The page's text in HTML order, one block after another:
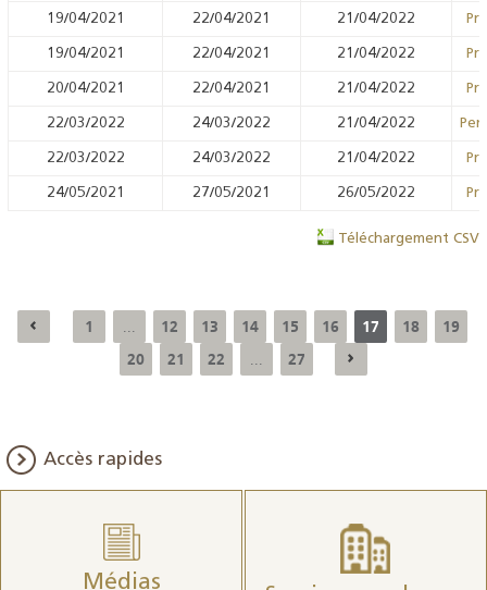
19/04/2021 22/04/2021 21/04/2022
19/04/2021 22/04/2021 21/04/2022
20/04/2021 22/04/2021 21/04/2022
22/03/2022 24/03/2022 21/04/2022
22/03/2022 24/03/2022 21/04/2022
24/05/2021 27/05/2021 26/05/2022
Téléchargement CSV
1 12 13 14 15 16 17 18
19
20
21 22 27
Accès rapides
Médias